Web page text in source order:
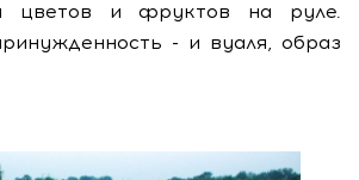
цветов и фруктов на руле.
- и вуаля, образ